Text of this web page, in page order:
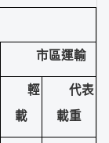
市區運輸
輕
載
代表
載重